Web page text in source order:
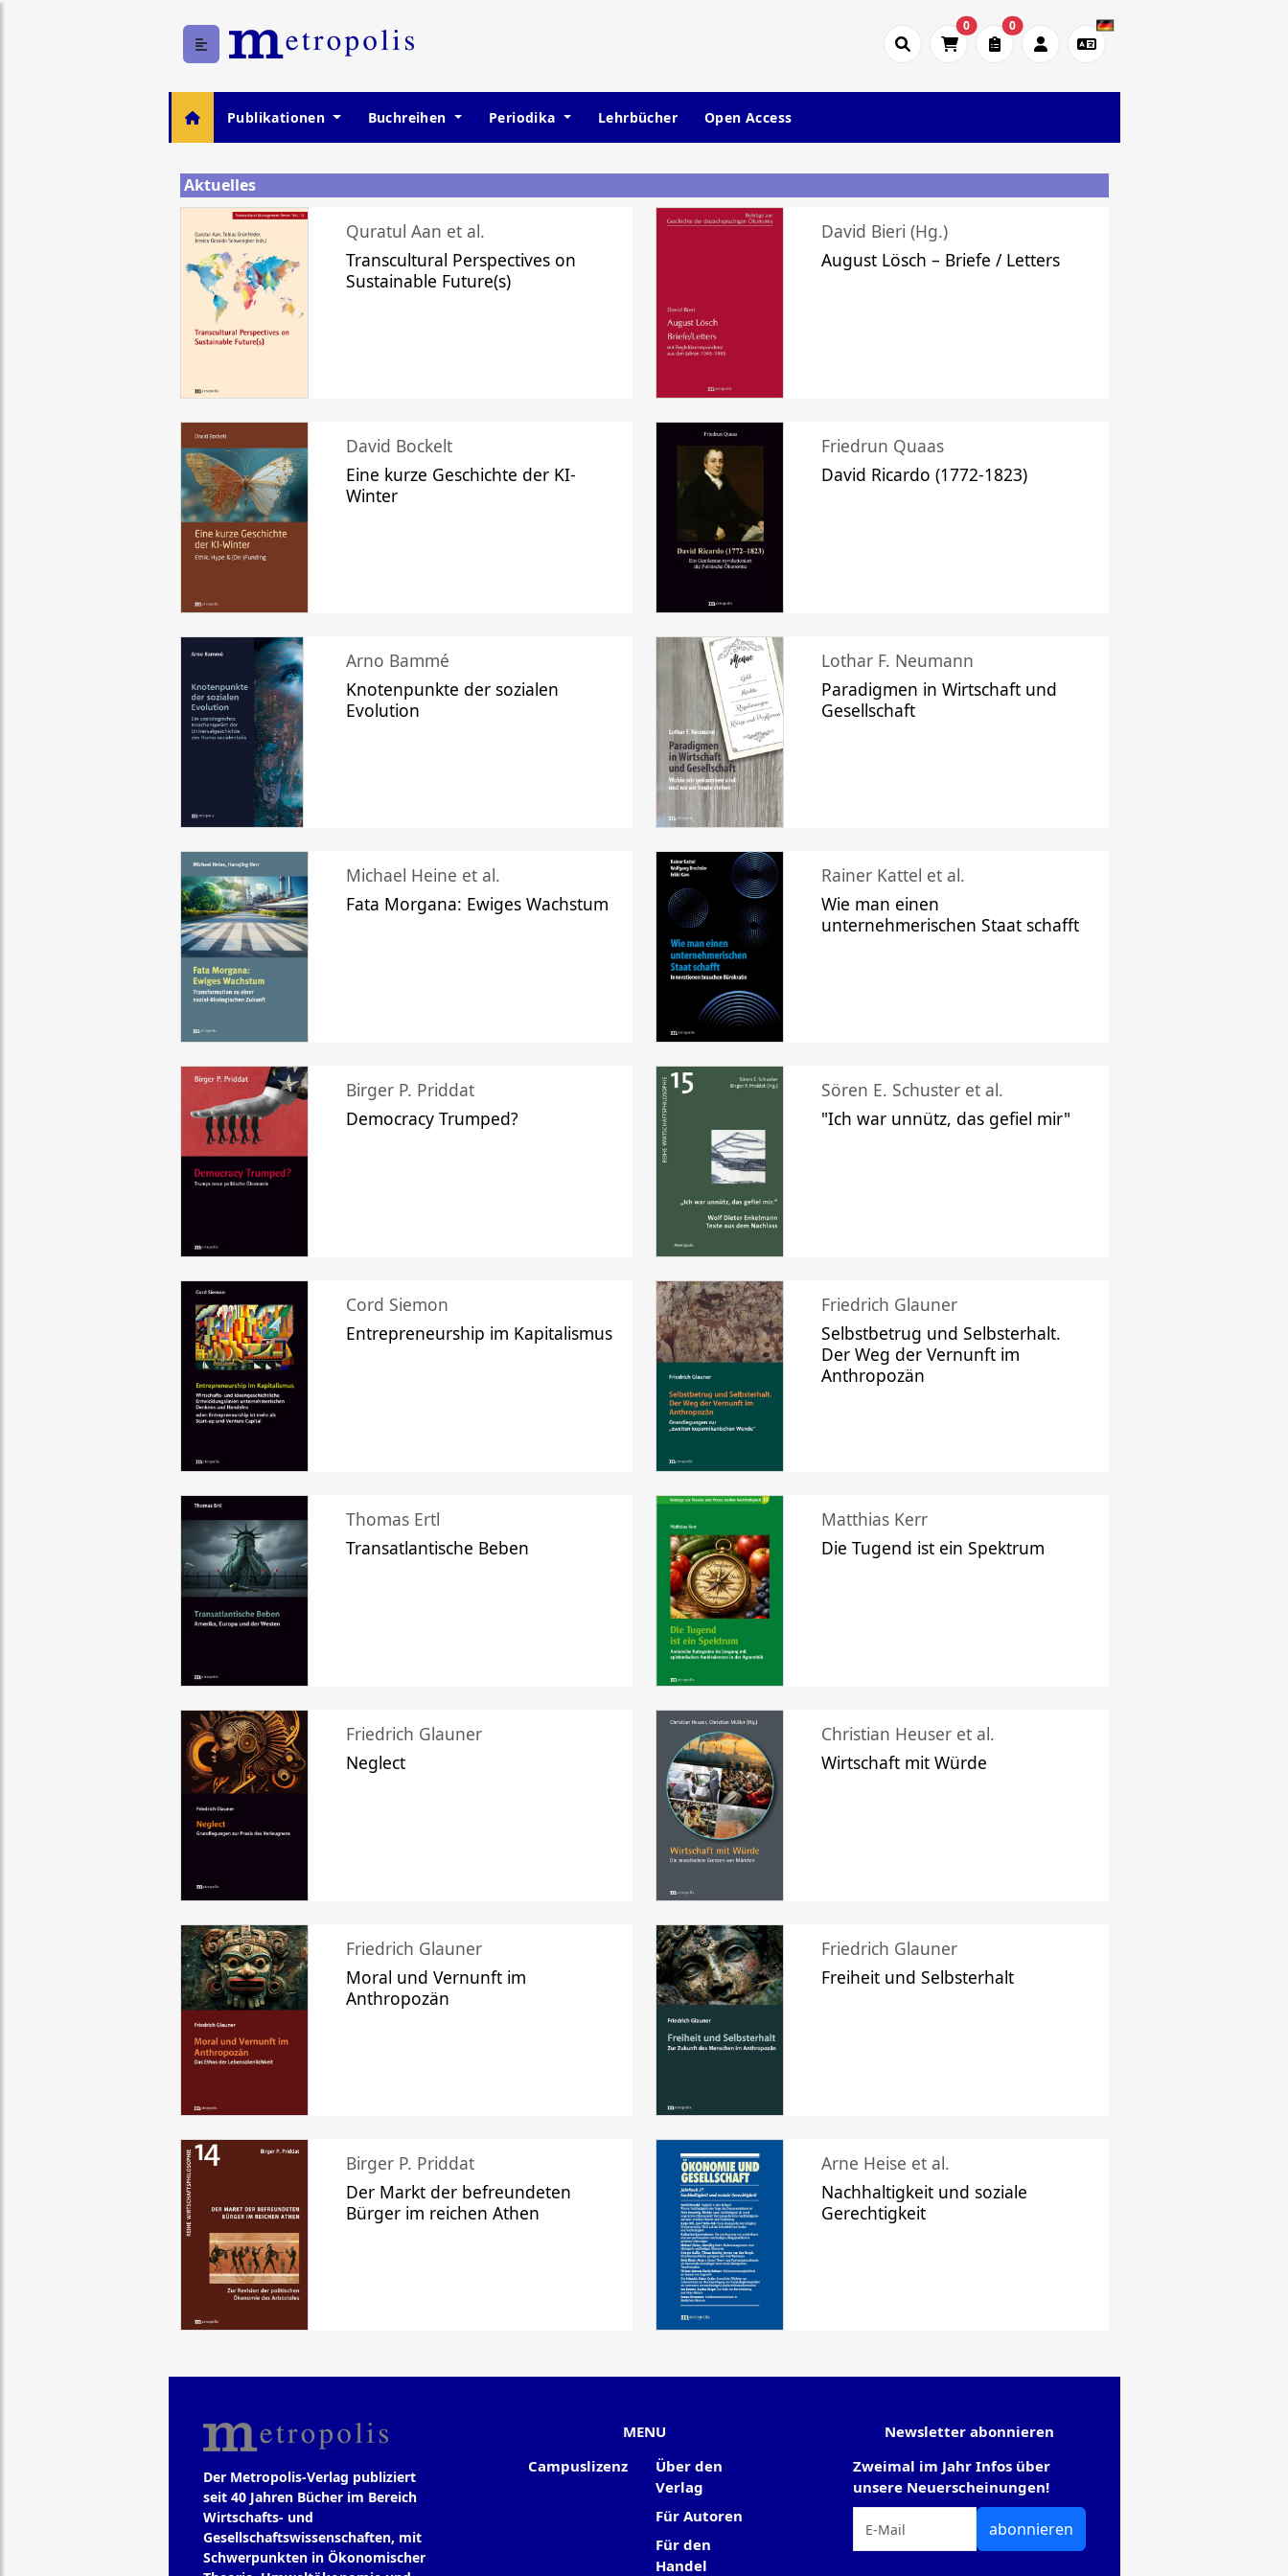
0 0
Publikationen Buchreihen Periodika Lehrbücher Open Access
Aktuelles
Quratul Aan et al.
Transcultural Perspectives on
Sustainable Future(s)
David Bieri (Hg.)
August Lösch – Briefe / Letters
David Bockelt
Eine kurze Geschichte der KI-
Winter
Friedrun Quaas
David Ricardo (1772-1823)
Arno Bammé
Knotenpunkte der sozialen
Evolution
Lothar F. Neumann
Paradigmen in Wirtschaft und
Gesellschaft
Michael Heine et al.
Fata Morgana: Ewiges Wachstum
Rainer Kattel et al.
Wie man einen
unternehmerischen Staat schafft
Birger P. Priddat
Democracy Trumped?
Sören E. Schuster et al.
"Ich war unnütz, das gefiel mir"
Cord Siemon
Entrepreneurship im Kapitalismus
Friedrich Glauner
Selbstbetrug und Selbsterhalt.
Der Weg der Vernunft im
Anthropozän
Thomas Ertl
Transatlantische Beben
Matthias Kerr
Die Tugend ist ein Spektrum
Friedrich Glauner
Neglect
Christian Heuser et al.
Wirtschaft mit Würde
Friedrich Glauner
Moral und Vernunft im
Anthropozän
Friedrich Glauner
Freiheit und Selbsterhalt
Birger P. Priddat
Der Markt der befreundeten
Bürger im reichen Athen
Arne Heise et al.
Nachhaltigkeit und soziale
Gerechtigkeit
Der Metropolis-Verlag publiziert
seit 40 Jahren Bücher im Bereich
Wirtschafts- und
Gesellschaftswissenschaften, mit
Schwerpunkten in Ökonomischer
MENU
Campuslizenz
Über den
Verlag
Für Autoren
Für den
Handel
Newsletter abonnieren
Zweimal im Jahr Infos über
unsere Neuerscheinungen!
abonnieren